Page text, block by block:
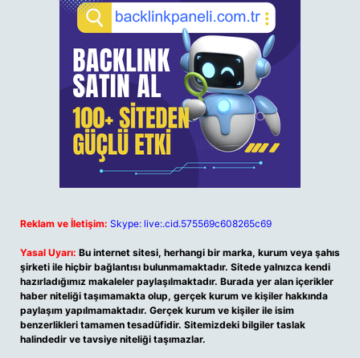
Reklam ve İletişim: Skype: live:.cid.575569c608265c69
Yasal Uyarı: Bu internet sitesi, herhangi bir marka, kurum veya şahıs
şirketi ile hiçbir bağlantısı bulunmamaktadır. Sitede yalnızca kendi
hazırladığımız makaleler paylaşılmaktadır. Burada yer alan içerikler
haber niteliği taşımamakta olup, gerçek kurum ve kişiler hakkında
paylaşım yapılmamaktadır. Gerçek kurum ve kişiler ile isim
benzerlikleri tamamen tesadüfidir. Sitemizdeki bilgiler taslak
halindedir ve tavsiye niteliği taşımazlar.